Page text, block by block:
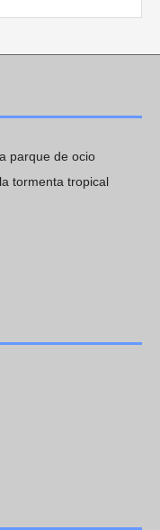
parque de ocio
tormenta tropical